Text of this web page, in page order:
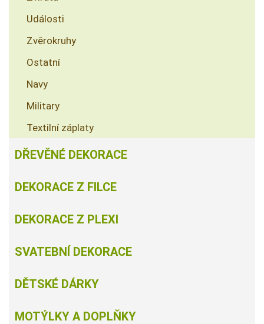
Události
Zvěrokruhy
Ostatní
Navy
Military
Textilní záplaty
DŘEVĚNÉ DEKORACE
DEKORACE Z FILCE
DEKORACE Z PLEXI
SVATEBNÍ DEKORACE
DĚTSKÉ DÁRKY
MOTÝLKY A DOPLŇKY